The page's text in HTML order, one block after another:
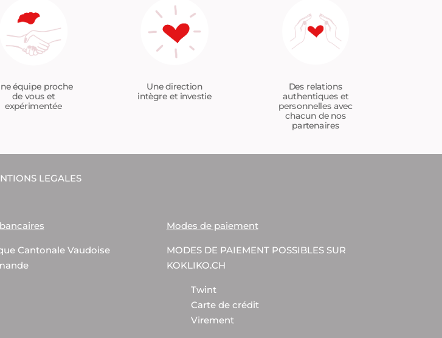
équipe proche
de vous et
expérimentée
Une direction
intègre et investie
Des relations
authentiques et
personnelles avec
chacun de nos
partenaires
LEGALES
Cantonale Vaudoise
Modes de paiement
MODES DE PAIEMENT POSSIBLES SUR
KOKLIKO.CH
Twint
Carte de crédit
Virement